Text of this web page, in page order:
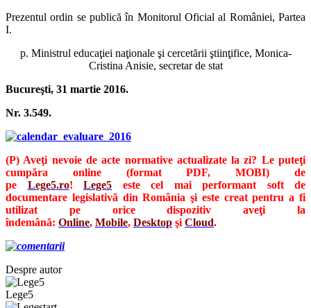
Prezentul ordin se publică în Monitorul Oficial al României, Partea
I.
p. Ministrul educaţiei naţionale şi cercetării ştiinţifice, Monica-
Cristina Anisie, secretar de stat
Bucureşti, 31 martie 2016.
Nr. 3.549.
(P) Aveţi nevoie de acte normative actualizate la zi? Le puteţi
cumpăra online (format PDF, MOBI) de
pe
Lege5.ro! Lege5
este cel mai performant soft de
documentare legislativă din România şi este creat pentru a fi
utilizat pe orice dispozitiv aveţi la
îndemână: Online, Mobile, Desktop şi Cloud.
Despre autor
Lege5